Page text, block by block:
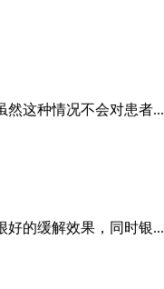
然这种情况不会对患者...
好的缓解效果，同时银...